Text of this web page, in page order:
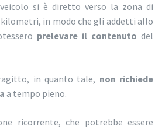
si è diretto verso la zona di
in modo che gli addetti allo
prelevare il contenuto del
in quanto tale, non richiede
a tempo pieno.
ricorrente, che potrebbe essere